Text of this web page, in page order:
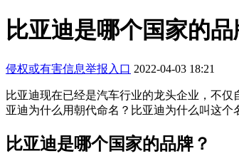
比亚迪是哪个国家的
侵权或有害信息举报入口 2022-04-03 18:21
比亚迪现在已经是汽车行业的龙头企业，不
亚迪为什么用朝代命名？比亚迪为什么叫这个
比亚迪是哪个国家的品牌？